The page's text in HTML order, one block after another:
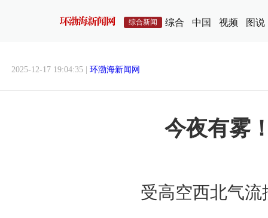
综合新闻 综合 中国 视频 图说
2025-12-17 19:04:35 | 环渤海新闻网
今夜有雾
受高空西北气流